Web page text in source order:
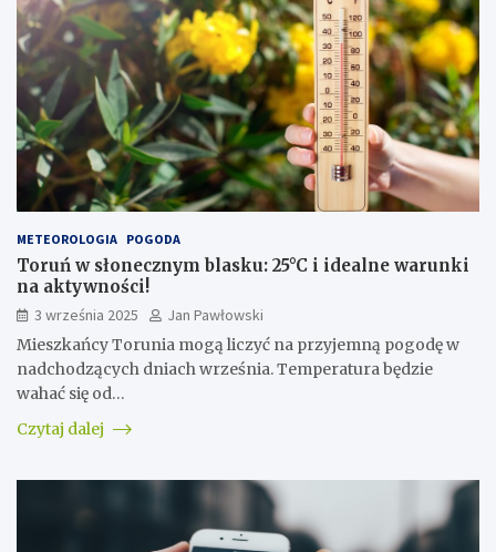
METEOROLOGIA POGODA
Toruń w słonecznym blasku: 25°C i idealne warunki
na aktywności!
3 września 2025
Jan Pawłowski
Mieszkańcy Torunia mogą liczyć na przyjemną pogodę w
nadchodzących dniach września. Temperatura będzie
wahać się od…
Czytaj dalej